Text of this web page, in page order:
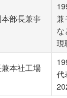
部長兼事
兼
な
現
本社工場
代